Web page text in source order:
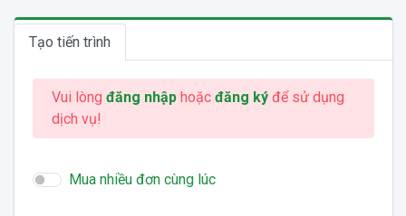
Tạo tiến trình
Vui lòng đăng nhậphoặc đăng kýđể sử dụng
dịch vụ!
Mua nhiều đơn cùng lúc